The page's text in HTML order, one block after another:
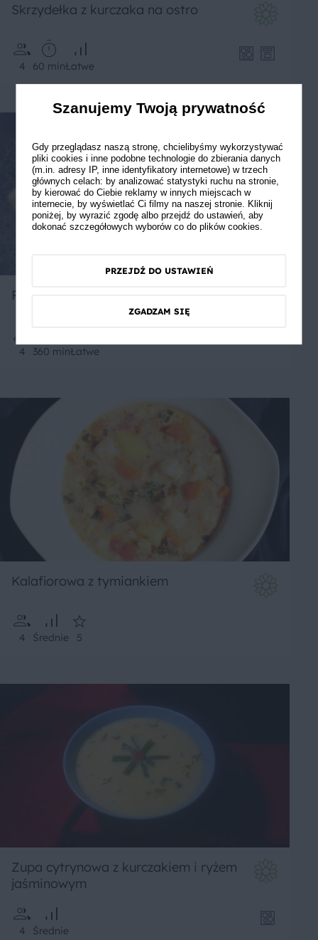
Skrzydełka z kurczaka na ostro
4 60 minŁatwe
Rosół polsko-wietnamski Ni-Hao
4 360 minŁatwe
Kalafiorowa z tymiankiem
4 Średnie 5
Zupa cytrynowa z kurczakiem i ryżem
jaśminowym
4 Średnie
Szanujemy Twoją prywatność
Gdy przeglądasz naszą stronę, chcielibyśmy wykorzystywać
pliki cookies i inne podobne technologie do zbierania danych
(m.in. adresy IP, inne identyfikatory internetowe) w trzech
głównych celach: by analizować statystyki ruchu na stronie,
by kierować do Ciebie reklamy w innych miejscach w
internecie, by wyświetlać Ci filmy na naszej stronie. Kliknij
poniżej, by wyrazić zgodę albo przejdź do ustawień, aby
dokonać szczegółowych wyborów co do plików cookies.
PRZEJDŹ DO USTAWIEŃ
ZGADZAM SIĘ